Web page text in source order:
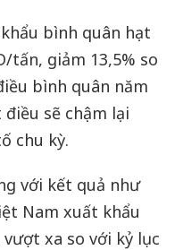
bình quân hạt
tấn, giảm 13,5% so
bình quân năm
sẽ chậm lại
chu kỳ.
với kết quả như
Nam xuất khẩu
xa so với kỷ lục